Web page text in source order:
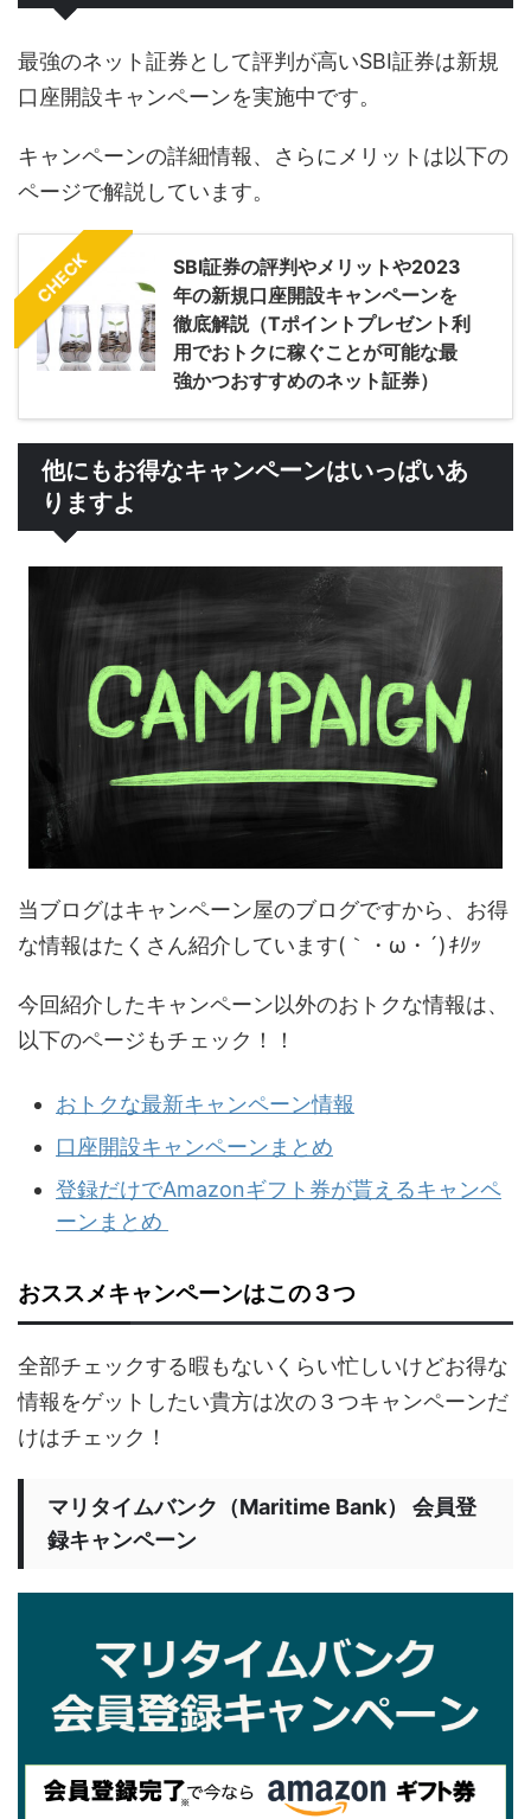
最強のネット証券として評判が高いSBI証券は新規
口座開設キャンペーンを実施中です。
キャンペーンの詳細情報、さらにメリットは以下の
ページで解説しています。
CHECK
SBI証券の評判やメリットや2023
年の新規口座開設キャンペーンを
徹底解説（Tポイントプレゼント利
用でおトクに稼ぐことが可能な最
強かつおすすめのネット証券）
他にもお得なキャンペーンはいっぱいあ
りますよ
当ブログはキャンペーン屋のブログですから、お得
な情報はたくさん紹介しています(｀・ω・´)ｷﾘｯ
今回紹介したキャンペーン以外のおトクな情報は、
以下のページもチェック！！
おトクな最新キャンペーン情報
口座開設キャンペーンまとめ
登録だけでAmazonギフト券が貰えるキャンペ
ーンまとめ
おススメキャンペーンはこの３つ
全部チェックする暇もないくらい忙しいけどお得な
情報をゲットしたい貴方は次の３つキャンペーンだ
けはチェック！
マリタイムバンク（Maritime Bank） 会員登
録キャンペーン